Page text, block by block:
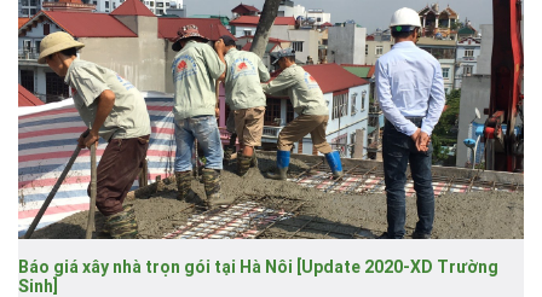
Báo giá xây nhà trọn gói tại Hà Nôi [Update 2020-XD Trường
Sinh]